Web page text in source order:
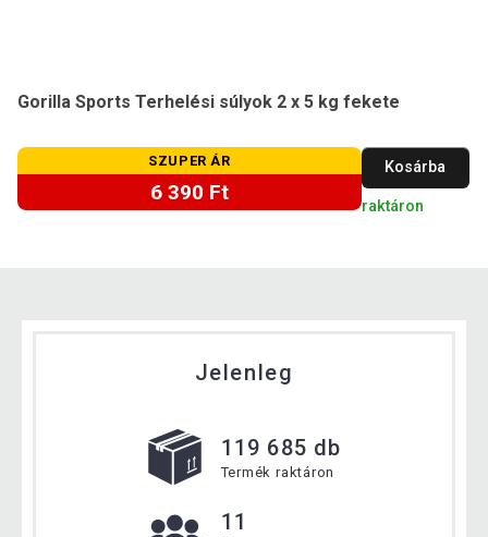
Gorilla Sports Terhelési súlyok 2 x 5 kg fekete
SZUPER ÁR
6 390 Ft
Kosárba
raktáron
Jelenleg
119 685 db
Termék raktáron
11